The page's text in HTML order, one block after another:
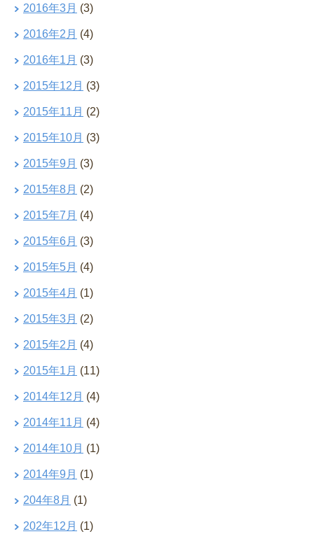
2016年3月 (3)
2016年2月 (4)
2016年1月 (3)
2015年12月 (3)
2015年11月 (2)
2015年10月 (3)
2015年9月 (3)
2015年8月 (2)
2015年7月 (4)
2015年6月 (3)
2015年5月 (4)
2015年4月 (1)
2015年3月 (2)
2015年2月 (4)
2015年1月 (11)
2014年12月 (4)
2014年11月 (4)
2014年10月 (1)
2014年9月 (1)
204年8月 (1)
202年12月 (1)